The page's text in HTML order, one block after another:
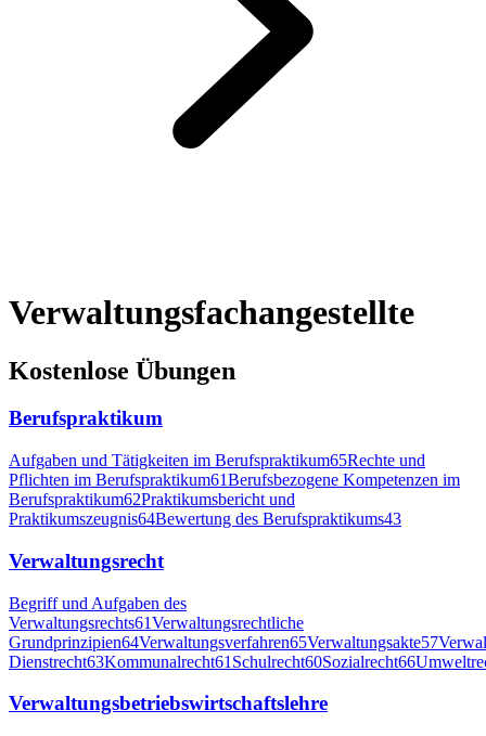
Verwaltungsfachangestellte
Kostenlose Übungen
Berufspraktikum
Aufgaben und Tätigkeiten im Berufspraktikum65Rechte und
Pflichten im Berufspraktikum61Berufsbezogene Kompetenzen im
Berufspraktikum62Praktikumsbericht und
Praktikumszeugnis64Bewertung des Berufspraktikums43
Verwaltungsrecht
Begriff und Aufgaben des
Verwaltungsrechts61Verwaltungsrechtliche
Grundprinzipien64Verwaltungsverfahren65Verwaltungsakte57
Dienstrecht63Kommunalrecht61 Schulrecht60Sozialrecht66
Verwaltungsbetriebswirtschaftslehre